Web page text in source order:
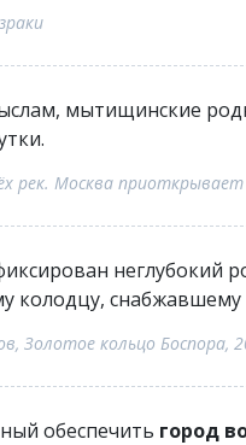
мытищинские
рек. Москва
неглубокий
колодцу, снабжавшему
Золотое кольцо Боспора,
обеспечить город